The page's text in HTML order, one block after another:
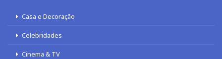
Casa e Decoração
Celebridades
Cinema & TV